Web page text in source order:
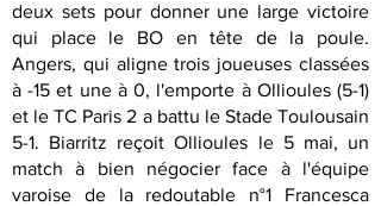
deux sets pour donner une large victoire
qui place le BO en tête de la poule.
Angers, qui aligne trois joueuses classées
à -15 et une à 0, l'emporte à Ollioules (5-1)
et le TC Paris 2 a battu le Stade Toulousain
5-1. Biarritz reçoit Ollioules le 5 mai, un
match à bien négocier face à l'équipe
varoise de la redoutable n°1 Francesca